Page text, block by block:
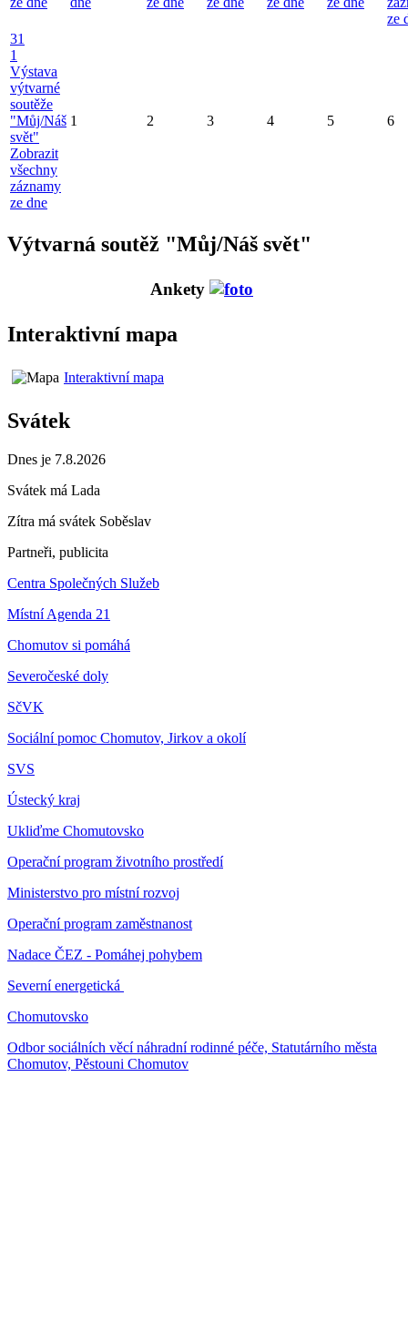
ze
31
1
Výstava
výtvarné
soutěže
"Můj/Náš
svět"
Zobrazit
všechny
záznamy
ze dne
1 2 3 4 5 6
Výtvarná soutěž "Můj/Náš svět"
Ankety
Interaktivní mapa
Interaktivní mapa
Svátek
Dnes je 7.8.2026
Svátek má Lada
Zítra má svátek Soběslav
Partneři, publicita
Centra Společných Služeb
Místní Agenda 21
Chomutov si pomáhá
Severočeské doly
SčVK
Sociální pomoc Chomutov, Jirkov a okolí
SVS
Ústecký kraj
Ukliďme Chomutovsko
Operační program životního prostředí
Ministerstvo pro místní rozvoj
Operační program zaměstnanost
Nadace ČEZ - Pomáhej pohybem
Severní energetická
Chomutovsko
Odbor sociálních věcí náhradní rodinné péče, Statutárního města
Chomutov, Pěstouni Chomutov